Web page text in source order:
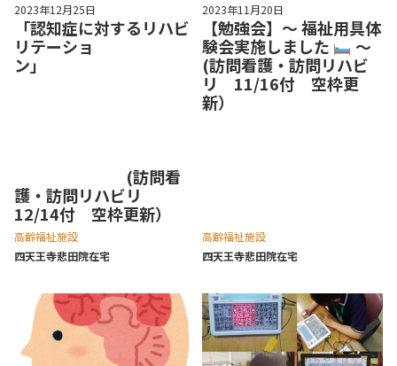
2023年12月25日
「認知症に対するリハビ
リテーショ
ン」
(訪問看
護・訪問リハビリ
12/14付 空枠更新）
高齢福祉施設
四天王寺悲⽥院在宅
2023年11月20日
【勉強会】～ 福祉用具体
験会実施しました
～
(訪問看護・訪問リハビ
リ 11/16付 空枠更
新）
高齢福祉施設
四天王寺悲⽥院在宅